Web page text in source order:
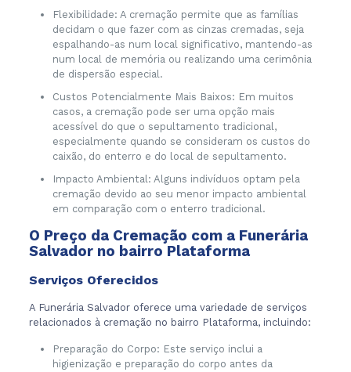
Flexibilidade: A cremação permite que as famílias
decidam o que fazer com as cinzas cremadas, seja
espalhando-as num local significativo, mantendo-as
num local de memória ou realizando uma cerimônia
de dispersão especial.
Custos Potencialmente Mais Baixos: Em muitos
casos, a cremação pode ser uma opção mais
acessível do que o sepultamento tradicional,
especialmente quando se consideram os custos do
caixão, do enterro e do local de sepultamento.
Impacto Ambiental: Alguns indivíduos optam pela
cremação devido ao seu menor impacto ambiental
em comparação com o enterro tradicional.
O Preço da Cremação com a Funerária
Salvador no bairro Plataforma
Serviços Oferecidos
A Funerária Salvador oferece uma variedade de serviços
relacionados à cremação no bairro Plataforma, incluindo:
Preparação do Corpo: Este serviço inclui a
higienização e preparação do corpo antes da